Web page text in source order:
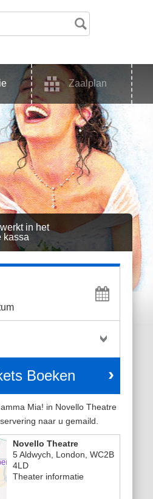
Zaalplan
in het
kassa
Boeken
Mia! in Novello Theatre
naar u gemaild.
Novello Theatre
5 Aldwych
London ,WC2B
4LD
Theater informatie